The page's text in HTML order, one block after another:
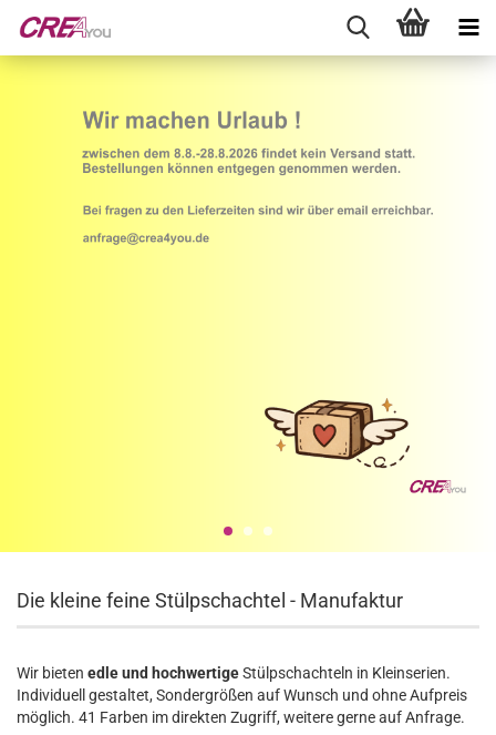
Die kleine feine Stülpschachtel - Manufaktur
Wir bieten edle und hochwertigeStülpschachteln in Kleinserien.
Individuell gestaltet, Sondergrößen auf Wunsch und ohne Aufpreis
möglich. 41 Farben im direkten Zugriff, weitere gerne auf Anfrage.